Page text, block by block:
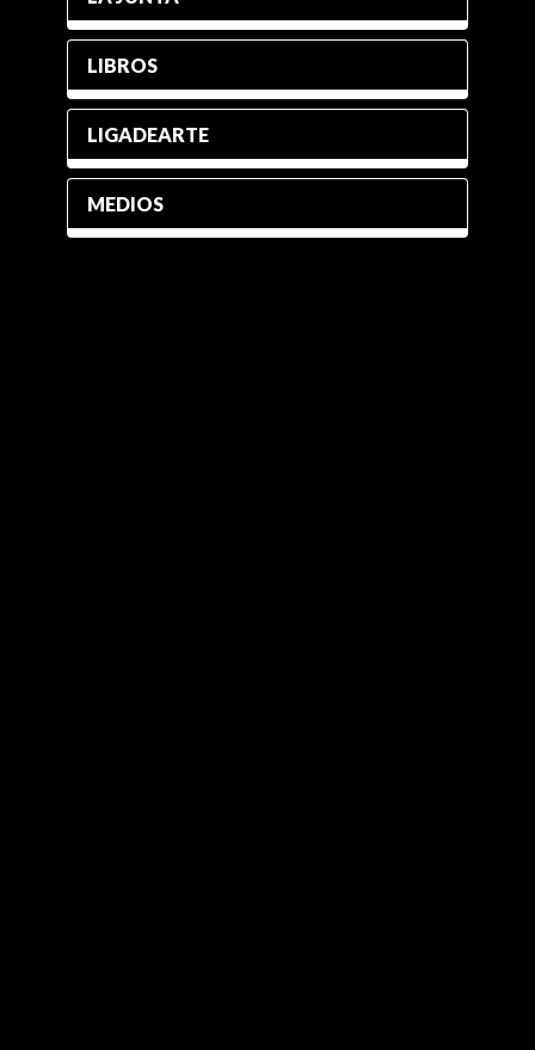
LIBROS
LIGADEARTE
MEDIOS